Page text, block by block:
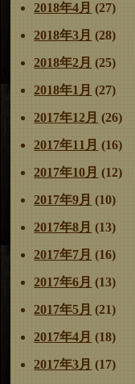
2018年4月 (27)
2018年3月 (28)
2018年2月 (25)
2018年1月 (27)
2017年12月 (26)
2017年11月 (16)
2017年10月 (12)
2017年9月 (10)
2017年8月 (13)
2017年7月 (16)
2017年6月 (13)
2017年5月 (21)
2017年4月 (18)
2017年3月 (17)